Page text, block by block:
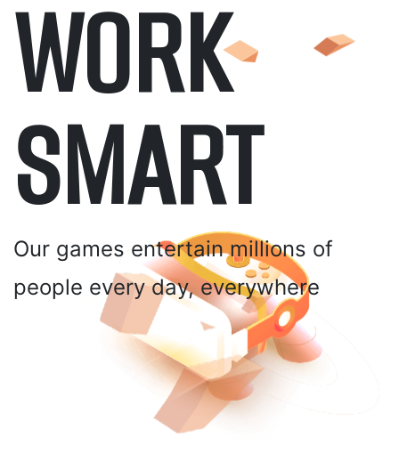
WORK
SMART
Our games entertain millions of
people every day, everywhere